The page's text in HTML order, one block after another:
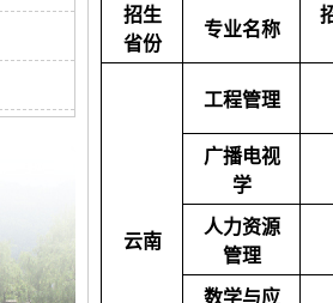
招生
省份
专业名称
云南
工程管理
广播电视
学
人力资源
管理
数学与应